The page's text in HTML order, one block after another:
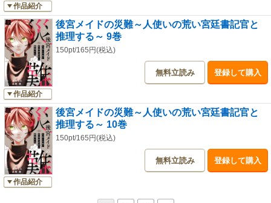
作品紹介
作品紹介
後宮メイドの災難～人使いの荒い宮廷書記官と
推理する～ 9巻
150pt/165円(税込)
無料立読み 登録して購入
作品紹介
後宮メイドの災難～人使いの荒い宮廷書記官と
推理する～ 10巻
150pt/165円(税込)
無料立読み 登録して購入